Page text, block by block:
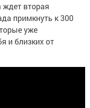
ждет вторая
примкнуть к 300
уже
и близких от